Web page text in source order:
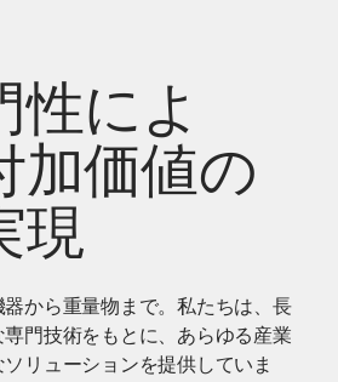
性によ
加価値の
現
から重量物まで。私たちは、長
門技術をもとに、あらゆる産業
リューションを提供していま